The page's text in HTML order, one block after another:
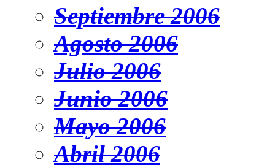
Septiembre 2006
Agosto 2006
Julio 2006
Junio 2006
Mayo 2006
Abril 2006